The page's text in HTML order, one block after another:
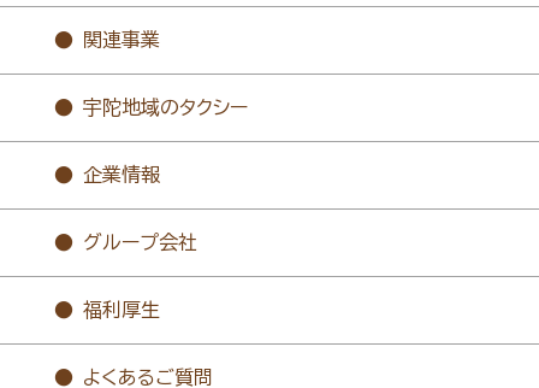
関連事業
宇陀地域のタクシー
企業情報
グループ会社
福利厚生
よくあるご質問